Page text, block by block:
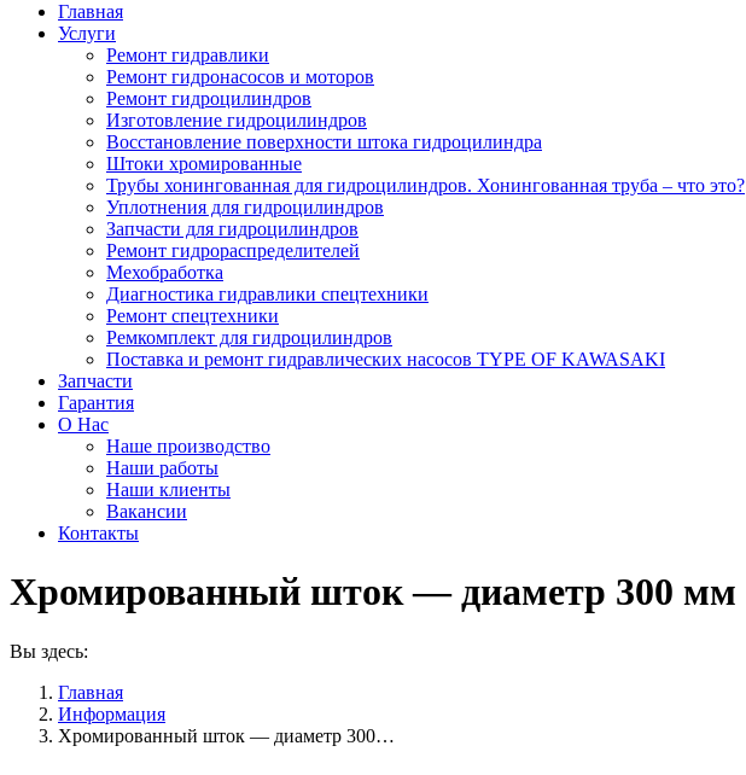
Главная
Услуги
Ремонт гидравлики
Ремонт гидронасосов и моторов
Ремонт гидроцилиндров
Изготовление гидроцилиндров
Восстановление поверхности штока гидроцилиндра
Штоки хромированные
Трубы хонингованная для гидроцилиндров. Хонингованная труба – что это?
Уплотнения для гидроцилиндров
Запчасти для гидроцилиндров
Ремонт гидрораспределителей
Мехобработка
Диагностика гидравлики спецтехники
Ремонт спецтехники
Ремкомплект для гидроцилиндров
Поставка и ремонт гидравлических насосов TYPE OF KAWASAKI
Запчасти
Гарантия
О Нас
Наше производство
Наши работы
Наши клиенты
Вакансии
Контакты
Хромированный шток — диаметр 300 мм
Вы здесь:
Главная
Информация
Хромированный шток — диаметр 300…